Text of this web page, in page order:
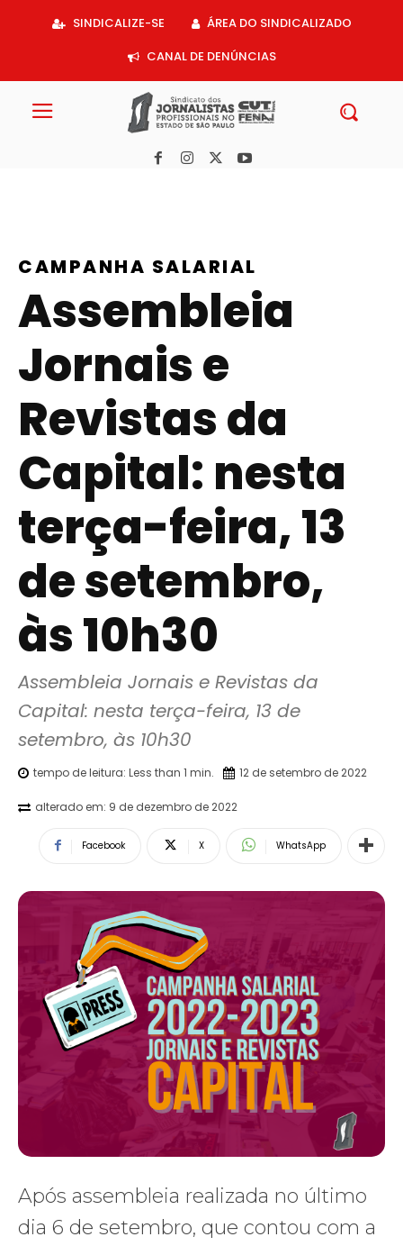
SINDICALIZE-SE
ÁREA DO SINDICALIZADO
CANAL DE DENÚNCIAS
CAMPANHA SALARIAL
Assembleia
Jornais e
Revistas da
Capital: nesta
terça-feira, 13
de setembro,
às 10h30
Assembleia Jornais e Revistas da
Capital: nesta terça-feira, 13 de
setembro, às 10h30
tempo de leitura: Less than 1 min. 12 de setembro de 2022
alterado em: 9 de dezembro de 2022
Facebook X WhatsApp
Após assembleia realizada no último
dia 6 de setembro, que contou com a